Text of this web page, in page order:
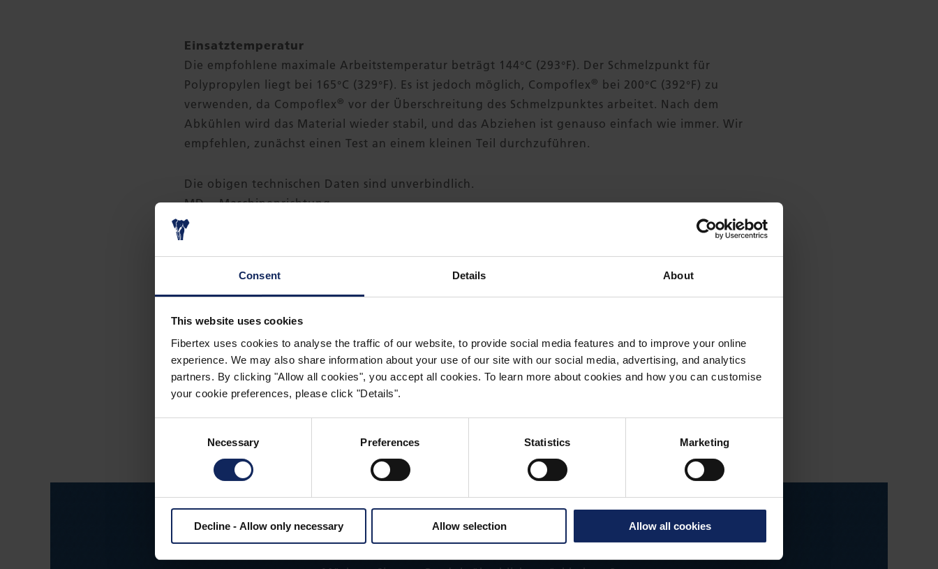
Consent Details About
This website uses cookies
Fibertex uses cookies to analyse the traffic of our website, to provide social media features and to improve your online
experience. We may also share information about your use of our site with our social media, advertising, and analytics
partners. By clicking "Allow all cookies", you accept all cookies. To learn more about cookies and how you can customise
your cookie preferences, please click "Details".
Necessary Preferences Statistics Marketing
Decline - Allow only necessary Allow selection Allow all cookies
Einsatztemperatur
Die empfohlene maximale Arbeitstemperatur beträgt 144°C (293°F). Der Schmelzpunkt für
Polypropylen liegt bei 165°C (329°F). Es ist jedoch möglich, Compoflex ®
bei 200°C (392°F) zu
verwenden, da Compoflex ® vor der Überschreitung des Schmelzpunktes arbeitet. Nach dem
Abkühlen wird das Material wieder stabil, und das Abziehen ist genauso einfach wie immer. Wir
empfehlen, zunächst einen Test an einem kleinen Teil durchzuführen.
Die obigen technischen Daten sind unverbindlich.
MD = Maschinenrichtung
CD = Querrichtung
Breite: 1,52 m
Verpackung 30 Rollen pro Palette, jede Rolle in Klarsichtfolie
Rollen können auf Größe geschnitten werden. Die maximal erhältliche Breite beträgt dabei 4,5
m.